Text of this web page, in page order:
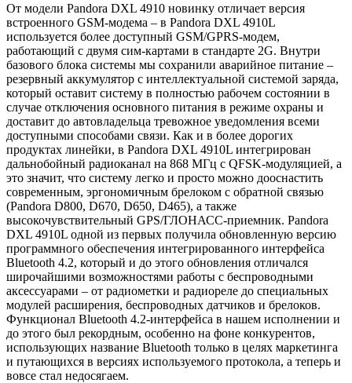
От модели Pandora DXL 4910 новинку отличает версия
встроенного GSM-модема – в Pandora DXL 4910L
используется более доступный GSM/GPRS-модем,
работающий с двумя сим-картами в стандарте 2G. Внутри
базового блока системы мы сохранили аварийное питание –
резервный аккумулятор с интеллектуальной системой заряда,
который оставит систему в полностью рабочем состоянии в
случае отключения основного питания в режиме охраны и
доставит до автовладельца тревожное уведомления всеми
доступными способами связи. Как и в более дорогих
продуктах линейки, в Pandora DXL 4910L интегрирован
дальнобойный радиоканал на 868 МГц с QFSK-модуляцией, а
это значит, что систему легко и просто можно дооснастить
современным, эргономичным брелоком с обратной связью
(Pandora D800, D670, D650, D465), а также
высокочувствительный GPS/ГЛОНАСС-приемник. Pandora
DXL 4910L одной из первых получила обновленную версию
программного обеспечения интегрированного интерфейса
Bluetooth 4.2, который и до этого обновления отличался
широчайшими возможностями работы с беспроводными
аксессуарами – от радиометки и радиореле до специальных
модулей расширения, беспроводных датчиков и брелоков.
Функционал Bluetooth 4.2-интерфейса в нашем исполнении и
до этого был рекордным, особенно на фоне конкурентов,
использующих название Bluetooth только в целях маркетинга
и путающихся в версиях используемого протокола, а теперь и
вовсе стал недосягаем.